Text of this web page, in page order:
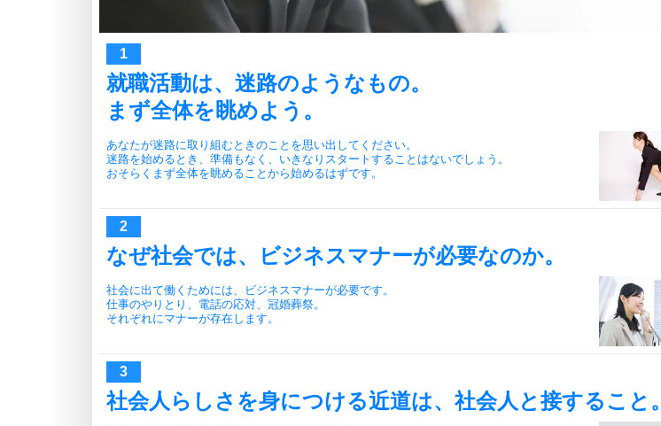
就職活動は、迷路のようなもの。
まず全体を眺めよう。
あなたが迷路に取り組むときのことを思い出してください。
迷路を始めるとき、準備もなく、いきなりスタートすることはないでしょう。
おそらくまず全体を眺めることから始めるはずです。
なぜ社会では、ビジネスマナーが必要なのか。
社会に出て働くためには、ビジネスマナーが必要です。
仕事のやりとり、電話の応対、冠婚葬祭。
それぞれにマナーが存在します。
社会人らしさを身につける近道は、社会人と接すること。